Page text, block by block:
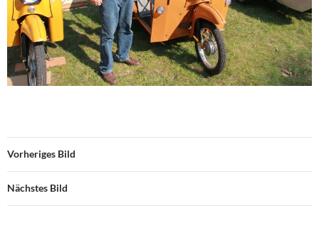
Vorheriges Bild
Nächstes Bild